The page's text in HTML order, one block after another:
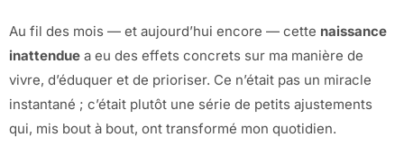
Au fil des mois — et aujourd’hui encore — cette naissance
inattendue a eu des effets concrets sur ma manière de
vivre, d’éduquer et de prioriser. Ce n’était pas un miracle
instantané ; c’était plutôt une série de petits ajustements
qui, mis bout à bout, ont transformé mon quotidien.